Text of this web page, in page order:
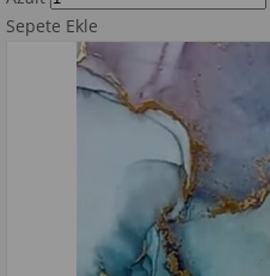
Sepete Ekle